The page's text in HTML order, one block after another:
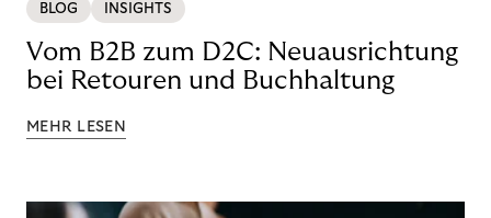
BLOG INSIGHTS
Vom B2B zum D2C: Neuausrichtung
bei Retouren und Buchhaltung
MEHR LESEN